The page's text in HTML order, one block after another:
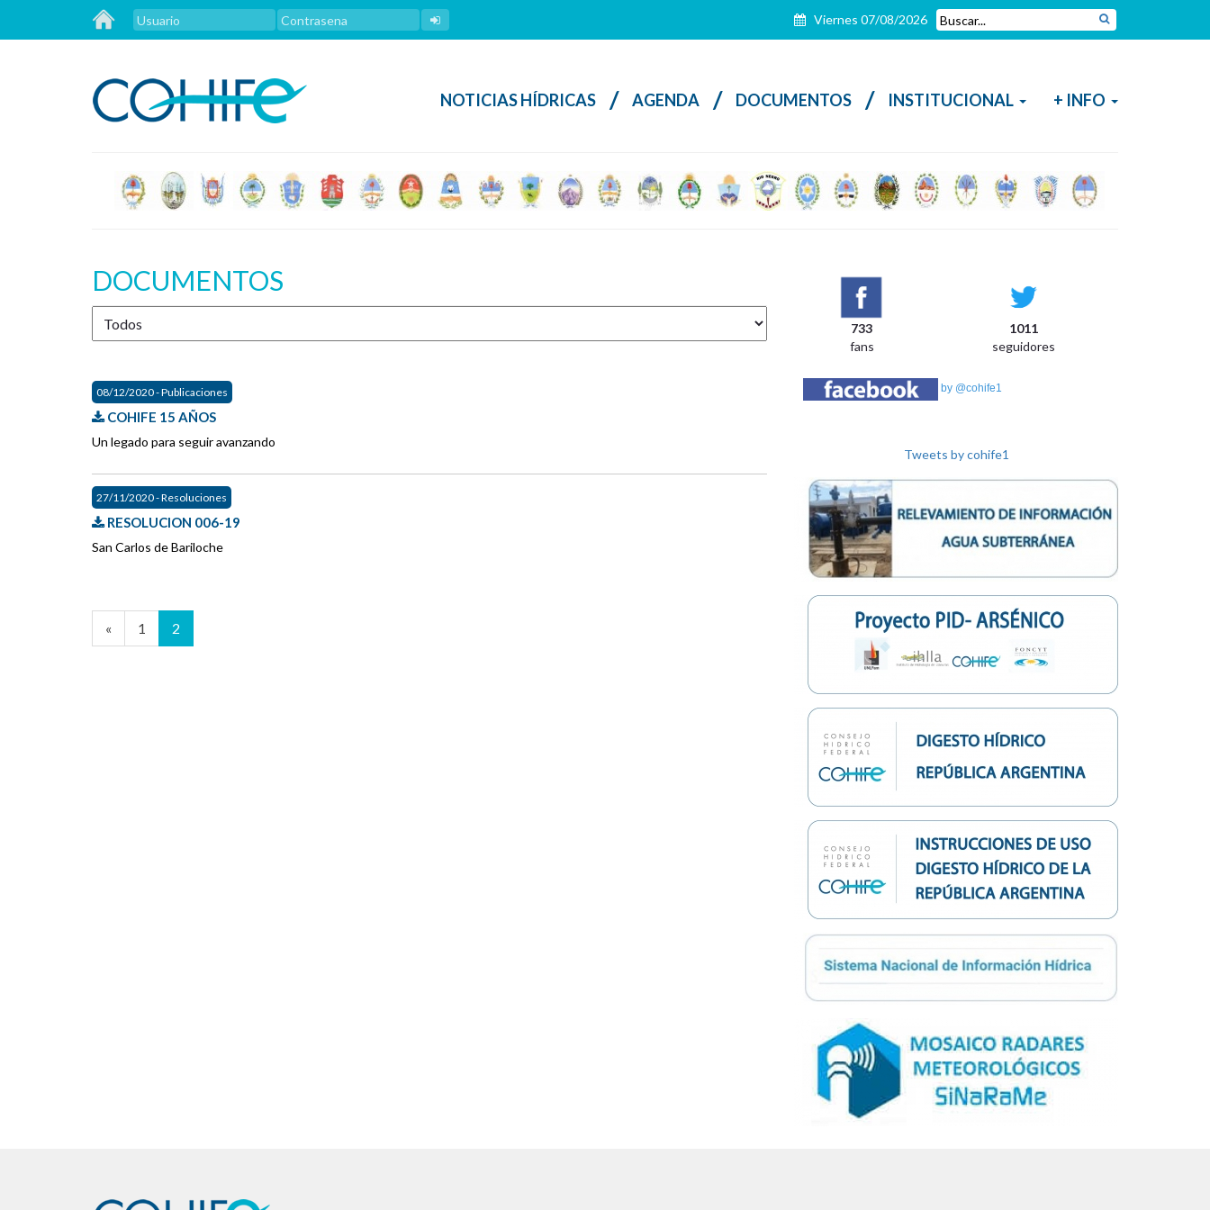
Viernes 07/08/2026
NOTICIAS HÍDRICAS / AGENDA / DOCUMENTOS / INSTITUCIONAL + INFO
DOCUMENTOS
08/12/2020 - Publicaciones
COHIFE 15 AÑOS
Un legado para seguir avanzando
27/11/2020 - Resoluciones
RESOLUCION 006-19
San Carlos de Bariloche
« 1 2
733
1011
fans
seguidores
by @cohife1
Tweets by cohife1